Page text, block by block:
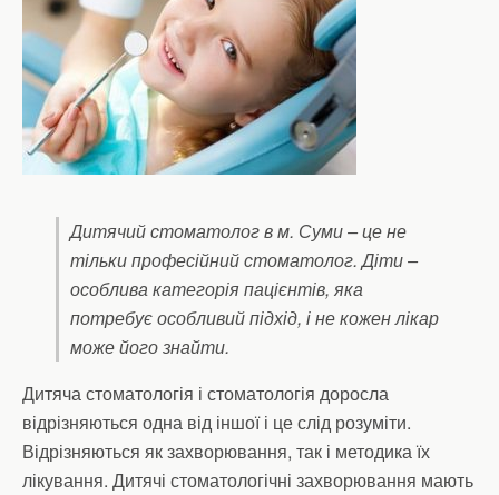
Дитячий стоматолог в м. Суми – це не
тільки професійний стоматолог. Діти –
особлива категорія пацієнтів, яка
потребує особливий підхід, і не кожен лікар
може його знайти.
Дитяча стоматологія і стоматологія доросла
відрізняються одна від іншої і це слід розуміти.
Відрізняються як захворювання, так і методика їх
лікування. Дитячі стоматологічні захворювання мають